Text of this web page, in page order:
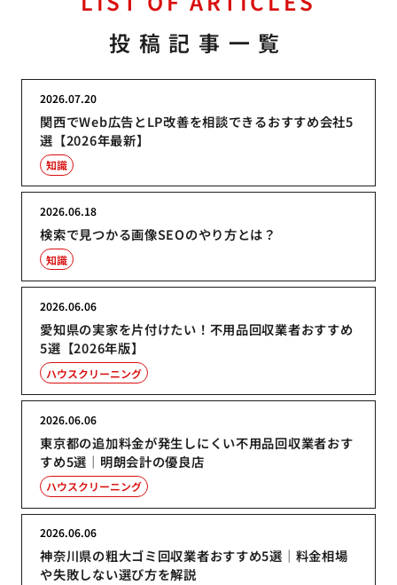
投稿記事一覧
関西でWeb広告とLP改善を相談できるおすすめ会社5
選【2026年最新】
2026.07.20
知識
検索で見つかる画像SEOのやり方とは？
2026.06.18
知識
愛知県の実家を片付けたい！不用品回収業者おすすめ
5選【2026年版】
2026.06.06
ハウスクリーニング
東京都の追加料金が発生しにくい不用品回収業者おす
すめ5選｜明朗会計の優良店
2026.06.06
ハウスクリーニング
神奈川県の粗大ゴミ回収業者おすすめ5選｜料金相場
や失敗しない選び方を解説
2026.06.06